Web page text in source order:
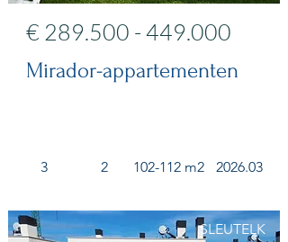
€ 289.500 - 449.000
Mirador-appartementen
3 2 102-112 m2 2026.03
SLEUTELK